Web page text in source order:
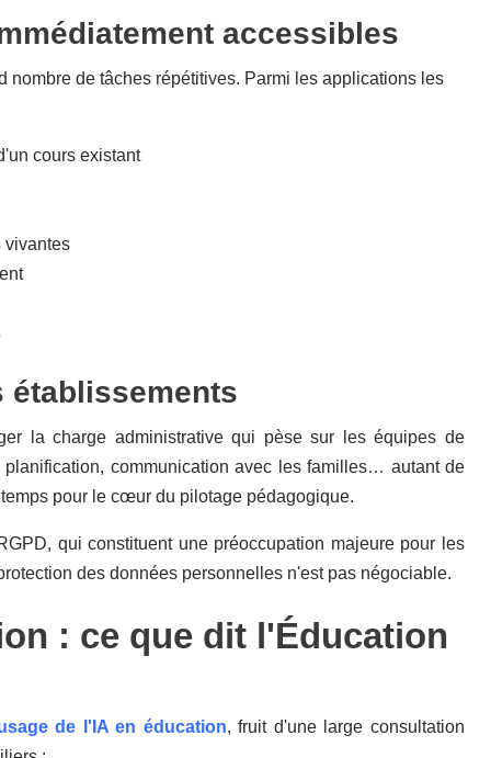
accessibles
nombre de tâches répétitives. Parmi les applications les
cours existant
établissements
la charge administrative qui pèse sur les équipes de
communication avec les familles… autant de
pour le cœur du pilotage pédagogique.
qui constituent une préoccupation majeure pour les
des données personnelles n'est pas négociable.
: ce que dit l'Éducation
de l'IA en éducation, fruit d'une large consultation